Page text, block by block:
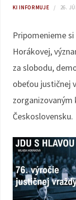
KI INFORMUJE 26.
Pripomenieme
Horákovej,
za slobodu,
obeťou justičnej
Československu.